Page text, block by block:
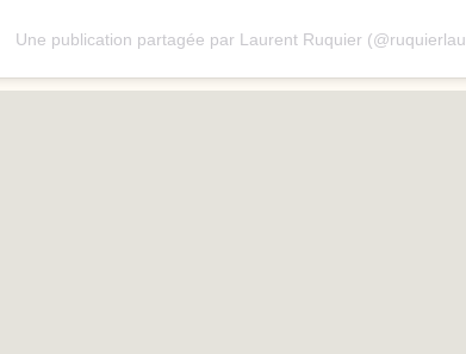
Une publication partagée par Laurent Ruquier